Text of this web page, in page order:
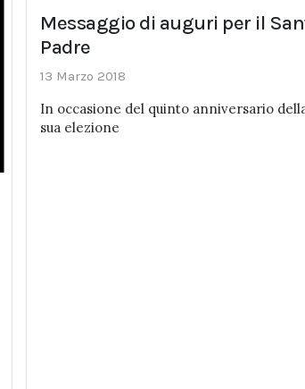
Messaggio di auguri per il
Padre
13 Marzo 2018
In occasione del quinto anniversario
sua elezione